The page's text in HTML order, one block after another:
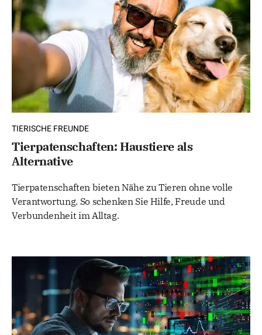
TIERISCHE FREUNDE
Tierpatenschaften: Haustiere als
Alternative
Tierpatenschaften bieten Nähe zu Tieren ohne volle
Verantwortung. So schenken Sie Hilfe, Freude und
Verbundenheit im Alltag.